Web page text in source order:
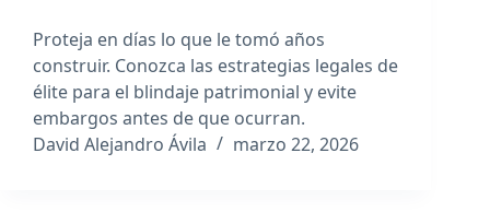
Proteja en días lo que le tomó años
construir. Conozca las estrategias legales de
élite para el blindaje patrimonial y evite
embargos antes de que ocurran.
David Alejandro Ávila
marzo 22, 2026